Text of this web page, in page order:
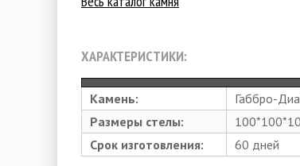
ХАРАКТЕРИСТИКИ:
Камень:
Габбро-
Размеры стелы:
Срок изготовления:
60 дней